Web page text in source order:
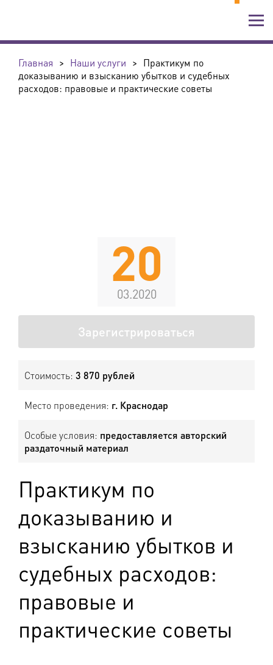
Главная > Наши услуги > Практикум по
доказыванию и взысканию убытков и судебных
расходов: правовые и практические советы
20
03.2020
Зарегистрироваться
Стоимость: 3 870 рублей
Место проведения: г. Краснодар
Особые условия: предоставляется авторский
раздаточный материал
Практикум по
доказыванию и
взысканию убытков и
судебных расходов:
правовые и
практические советы